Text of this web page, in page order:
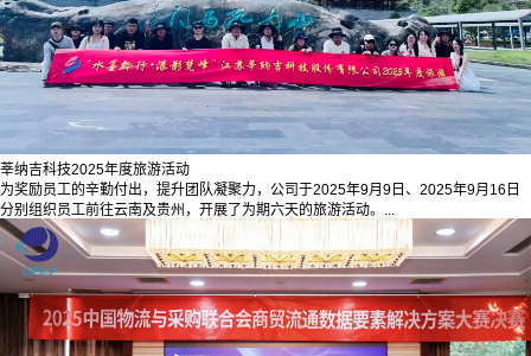
莘纳吉科技2025年度旅游活动
为奖励员工的辛勤付出，提升团队凝聚力，公司于2025年9月9日、2025年9月16日
分别组织员工前往云南及贵州，开展了为期六天的旅游活动。...